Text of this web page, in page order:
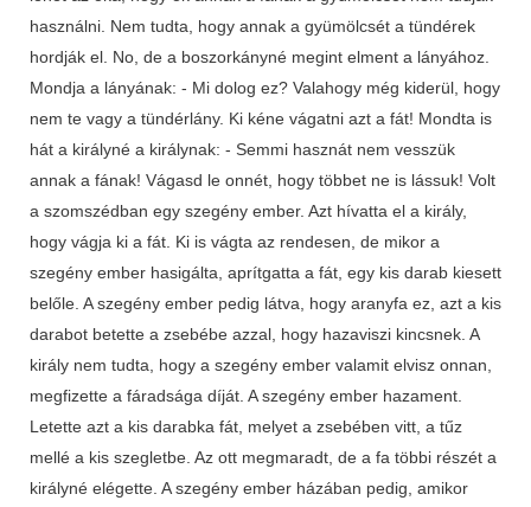
használni. Nem tudta, hogy annak a gyümölcsét a tündérek
hordják el. No, de a boszorkányné megint elment a lányához.
Mondja a lányának: - Mi dolog ez? Valahogy még kiderül, hogy
nem te vagy a tündérlány. Ki kéne vágatni azt a fát! Mondta is
hát a királyné a királynak: - Semmi hasznát nem vesszük
annak a fának! Vágasd le onnét, hogy többet ne is lássuk! Volt
a szomszédban egy szegény ember. Azt hívatta el a király,
hogy vágja ki a fát. Ki is vágta az rendesen, de mikor a
szegény ember hasigálta, aprítgatta a fát, egy kis darab kiesett
belőle. A szegény ember pedig látva, hogy aranyfa ez, azt a kis
darabot betette a zsebébe azzal, hogy hazaviszi kincsnek. A
király nem tudta, hogy a szegény ember valamit elvisz onnan,
megfizette a fáradsága díját. A szegény ember hazament.
Letette azt a kis darabka fát, melyet a zsebében vitt, a tűz
mellé a kis szegletbe. Az ott megmaradt, de a fa többi részét a
királyné elégette. A szegény ember házában pedig, amikor